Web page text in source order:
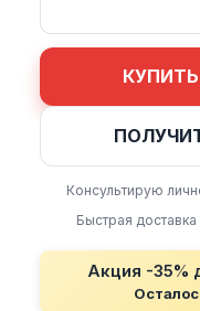
Консультирую
Быстрая доставка
Акция -35%